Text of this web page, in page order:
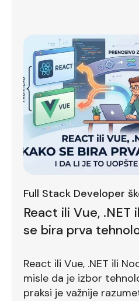
Full Stack Developer
React ili Vue, .NET
se bira prva
React ili Vue, .NET ili
misle da je izbor
praksi je važnije